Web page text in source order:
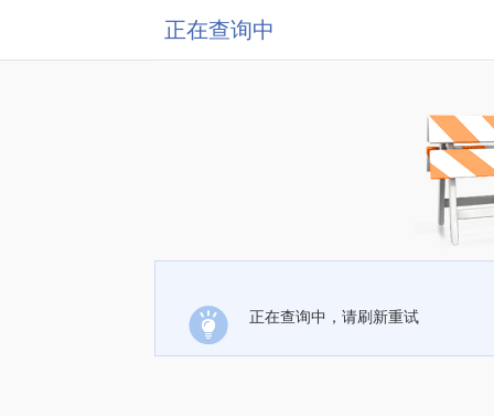
正在查询中
正在查询中，请刷新重试